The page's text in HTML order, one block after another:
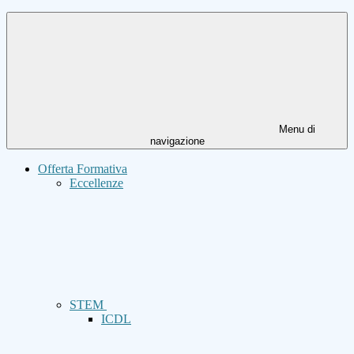
Menu di
navigazione
Offerta Formativa
Eccellenze
STEM
ICDL